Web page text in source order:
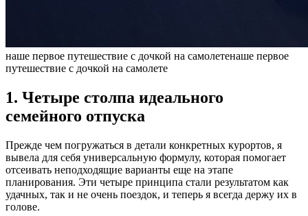
наше первое путешествие с дочкой на самолетенаше первое
путешествие с дочкой на самолете
1. Четыре столпа идеального
семейного отпуска
Прежде чем погружаться в детали конкретных курортов, я
вывела для себя универсальную формулу, которая помогает
отсеивать неподходящие варианты еще на этапе
планирования. Эти четыре принципа стали результатом как
удачных, так и не очень поездок, и теперь я всегда держу их в
голове.